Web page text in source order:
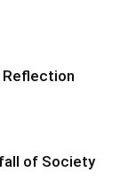
of Society